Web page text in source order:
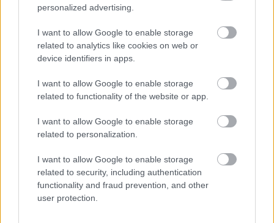
personalized advertising.
I want to allow Google to enable storage
related to analytics like cookies on web or
device identifiers in apps.
I want to allow Google to enable storage
related to functionality of the website or app.
I want to allow Google to enable storage
related to personalization.
I want to allow Google to enable storage
related to security, including authentication
functionality and fraud prevention, and other
user protection.
FONÓS LEMEZ LETT AZ ÉV JAZZ ALBUMA
A BALKÁNI ÖRÖMZENE ÜNNEPE BUDAPESTEN